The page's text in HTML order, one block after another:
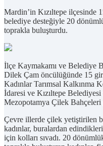
Mardin’in Kızıltepe ilçesinde
belediye desteğiyle 20
toprakla buluşturdu.
İlçe Kaymakamı ve Belediye
Dilek Çam öncülüğünde 15
Kadınlar Tarımsal Kalkınma
İdaresi ve Kızıltepe
Mezopotamya Çilek
Çevre illerde çilek yetiştirilen
kadınlar, buralardan
için kolları sıvadı. 20